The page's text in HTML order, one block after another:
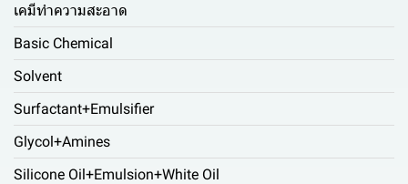
เคมีทำความสะอาด
Basic Chemical
Solvent
Surfactant+Emulsifier
Glycol+Amines
Silicone Oil+Emulsion+White Oil